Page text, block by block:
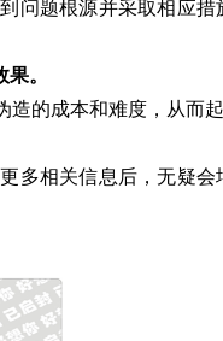
问题根源并采取相应
。
的成本和难度，从而
多相关信息后，无疑